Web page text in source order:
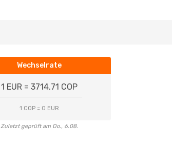
Wechselrate
1 EUR = 3714.71 COP
1 COP = 0 EUR
Zuletzt geprüft am Do., 6.08.